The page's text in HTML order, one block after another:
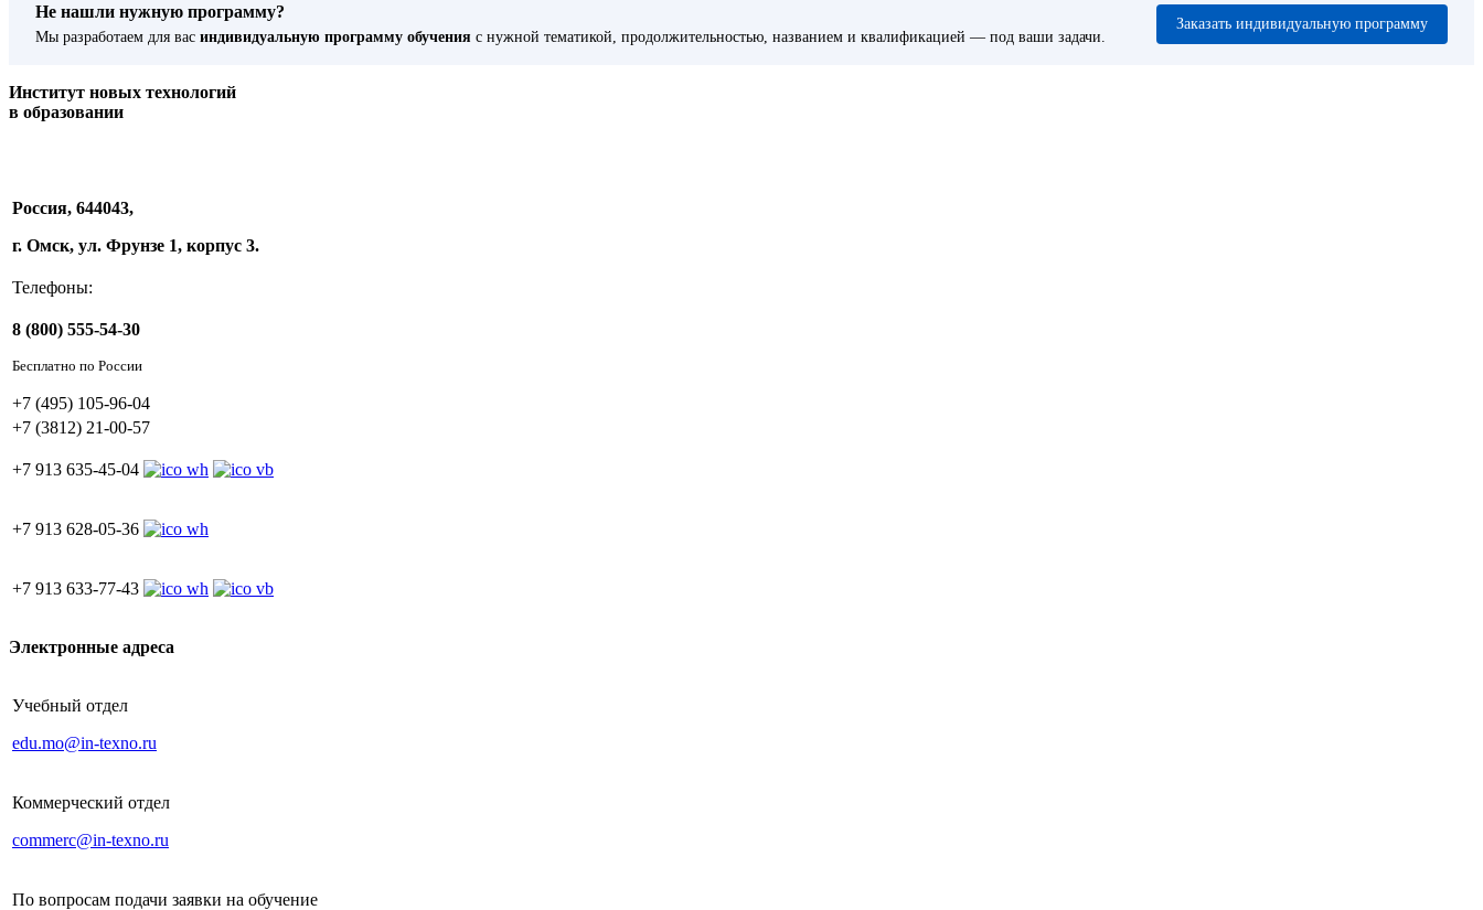
Не нашли нужную программу?
Мы разработаем для вас индивидуальную программу обучения с нужной тематикой, продолжительностью, названием и квалификацией — под ваши задачи.
Заказать индивидуальную программу
Институт новых технологий
в образовании
Россия, 644043,
г. Омск, ул. Фрунзе 1, корпус 3.
Телефоны:
8 (800) 555-54-30
Бесплатно по России
+7 (495) 105-96-04
+7 (3812) 21-00-57
+7 913 635-45-04
+7 913 628-05-36
+7 913 633-77-43
Электронные адреса
Учебный отдел
edu.mo@in-texno.ru
Коммерческий отдел
commerc@in-texno.ru
По вопросам подачи заявки на обучение